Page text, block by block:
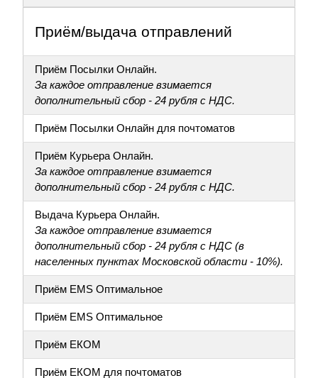
Приём/выдача отправлений
Приём Посылки Онлайн.
За каждое отправление взимается
дополнительный сбор - 24 рубля с НДС.
Приём Посылки Онлайн для почтоматов
Приём Курьера Онлайн.
За каждое отправление взимается
дополнительный сбор - 24 рубля с НДС.
Выдача Курьера Онлайн.
За каждое отправление взимается
дополнительный сбор - 24 рубля с НДС (в
населенных пунктах Московской области - 10%).
Приём EMS Оптимальное
Приём EMS Оптимальное
Приём ЕКОМ
Приём ЕКОМ для почтоматов